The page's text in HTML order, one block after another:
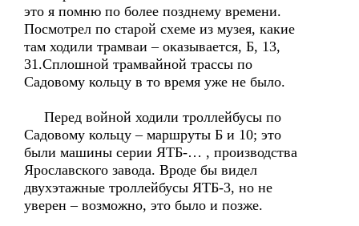
это я помню по более позднему времени.
Посмотрел по старой схеме из музея, какие
там ходили трамваи – оказывается, Б, 13,
31.Сплошной трамвайной трассы по
Садовому кольцу в то время уже не было.
Перед войной ходили троллейбусы по
Садовому кольцу – маршруты Б и 10; это
были машины серии ЯТБ-… , производства
Ярославского завода. Вроде бы видел
двухэтажные троллейбусы ЯТБ-3, но не
уверен – возможно, это было и позже.